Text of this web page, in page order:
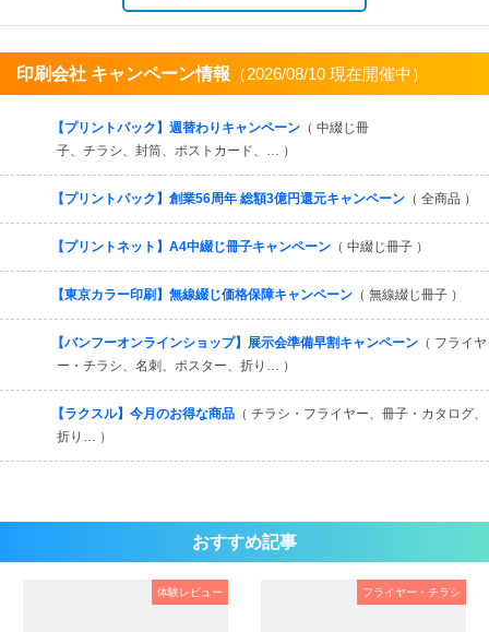
印刷会社 キャンペーン情報 （2026/08/10 現在開催中）
【プリントパック】週替わりキャンペーン （ 中綴じ冊
子、チラシ、封筒、ポストカード、… ）
【プリントパック】創業56周年 総額3億円還元キャンペーン （ 全商品 ）
【プリントネット】A4中綴じ冊子キャンペーン （ 中綴じ冊子 ）
【東京カラー印刷】無線綴じ価格保障キャンペーン （ 無線綴じ冊子 ）
【バンフーオンラインショップ】展示会準備早割キャンペーン （ フライヤ
ー・チラシ、名刺、ポスター、折り… ）
【ラクスル】今月のお得な商品 （ チラシ・フライヤー、冊子・カタログ、
折り… ）
おすすめ記事
体験レビュー フライヤー・チラシ